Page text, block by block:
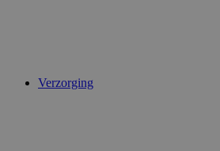
Verzorging